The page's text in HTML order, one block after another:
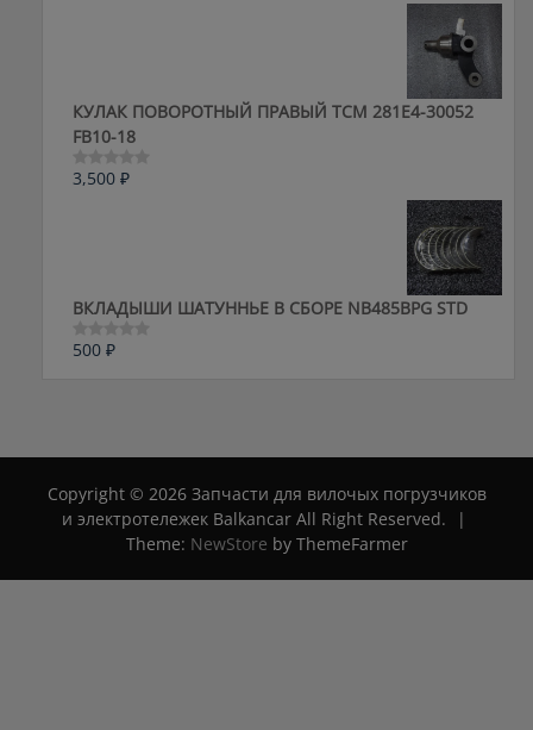
КУЛАК ПОВОРОТНЫЙ ПРАВЫЙ ТСМ 281E4-30052
FB10-18
Оценка
3,500 ₽
ВКЛАДЫШИ ШАТУННЬЕ В СБОРЕ NB485BPG STD
Оценка
500 ₽
Copyright © 2026 Запчасти для вилочых погрузчиков
и электротележек Balkancar All Right Reserved.
|
Theme: NewStore by ThemeFarmer